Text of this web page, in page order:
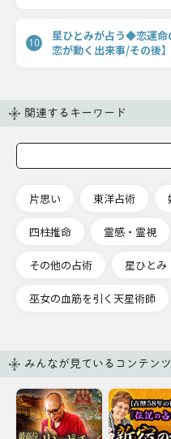
10
星ひとみが占う◆恋運命
恋が動く出来事/その後】
関連するキーワード
片思い 東洋占術
四柱推命 霊感・霊視
その他の占術 星ひとみ
巫女の血筋を引く天星術師
みんなが見ているコンテンツ